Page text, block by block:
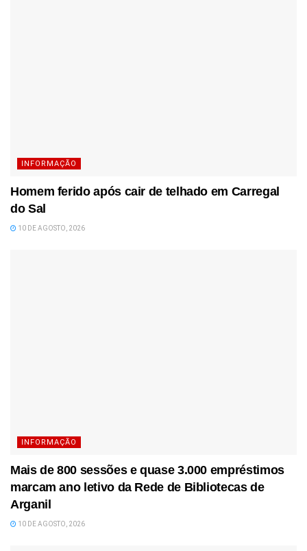
INFORMAÇÃO
Homem ferido após cair de telhado em Carregal
do Sal
10 DE AGOSTO, 2026
INFORMAÇÃO
Mais de 800 sessões e quase 3.000 empréstimos
marcam ano letivo da Rede de Bibliotecas de
Arganil
10 DE AGOSTO, 2026